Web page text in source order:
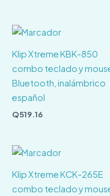
Klip Xtreme KBK-850
combo teclado y
Bluetooth, inalámbrico
español
Q519.16
Klip Xtreme KCK-265E
combo teclado y